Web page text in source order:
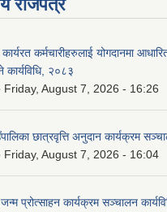
राजपत्र
कर्मचारीहरुलाई योगदानमा
कार्यविधि, २०८३
Friday, August 7, 2026 - 16:26
छात्रवृत्ति अनुदान कार्यक्रम
Friday, August 7, 2026 - 16:04
प्रोत्साहन कार्यक्रम सञ्चालन